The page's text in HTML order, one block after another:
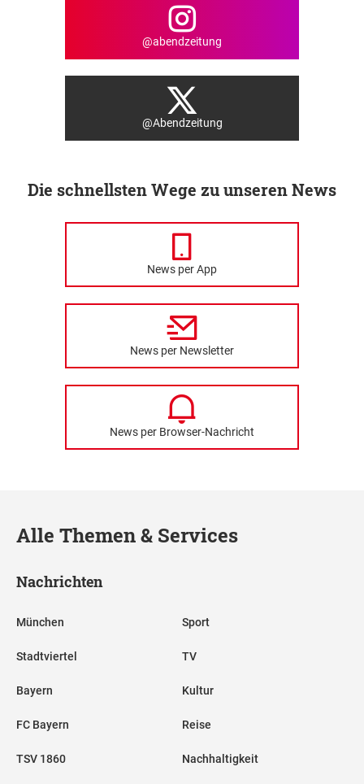
@abendzeitung
@Abendzeitung
Die schnellsten Wege zu unseren News
News per App
News per Newsletter
News per Browser-Nachricht
Alle Themen & Services
Nachrichten
München
Stadtviertel
Bayern
FC Bayern
TSV 1860
Sport
TV
Kultur
Reise
Nachhaltigkeit